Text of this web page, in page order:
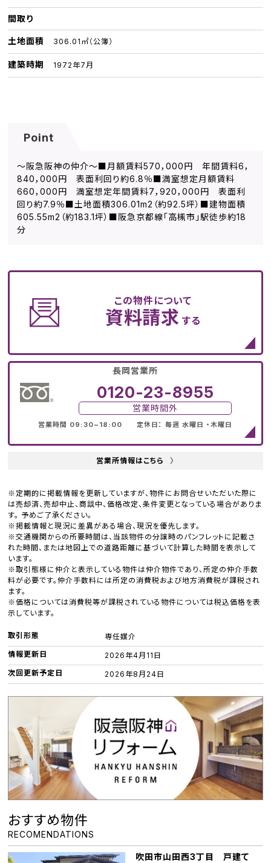
間取り
土地面積 306.01㎡（公簿）
建築時期 1972年7月
Point
～阪急阪神の仲介～■月額賃料570，000円 年間賃料6，
840，000円 表面利回り約6.8％■満室想定月額賃料
660，000円 満室想定年間賃料7，920，000円 表面利
回り約7.9％■土地面積306.01m2（約92.5坪）■建物面積
605.55m2（約183.1坪）■阪急京都線「高槻市」駅徒歩約18
分
この物件について
資料請求 する
長岡営業所
0120-23-8955
営業時間外
営業時間 09:30~18:00 定休日： 毎週 水曜日 ・木曜日
営業所情報はこちら 〉
※定期的に掲載情報を更新していますが、物件にお問合せいただいた際に
は売却済、売却中止、商談中、価格改定、条件変更となっている場合がありま
す。 予めご了承ください。
※掲載情報と現況に差異がある場合、現況を優先します。
※交通機関からの所要時間は、当該物件の分譲時のパンフレットに記載さ
れた時間、または地図上での道路距離に基づいて計算した時間を表示して
います。
※取引態様に仲介と表示している物件は仲介物件であり、所定の仲介手数
料が必要です。仲介手数料には所定の消費税および地方消費税が課税され
ます。
※価格については消費税等が課税されている物件については税込価格を表
示しています。
取引形態
専任媒介
情報更新日
2026年4月11日
次回更新予定日
2026年8月24日
おすすめ物件
RECOMENDATIONS
吹田市山田西3丁目 戸建て